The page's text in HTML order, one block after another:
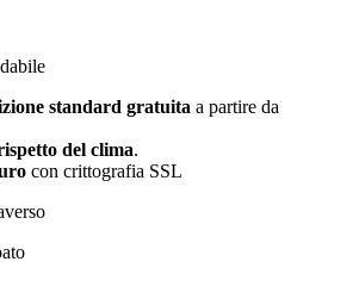
standard gratuita a partire da
del clima.
con crittografia SSL